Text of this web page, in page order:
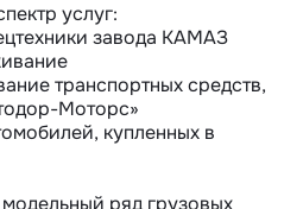
услуг:
завода КАМАЗ
транспортных средств,
Моторс»
купленных в